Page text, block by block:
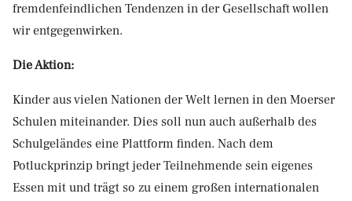
fremdenfeindlichen Tendenzen in der Gesellschaft wollen
wir entgegenwirken.
Die Aktion:
Kinder aus vielen Nationen der Welt lernen in den Moerser
Schulen miteinander. Dies soll nun auch außerhalb des
Schulgeländes eine Plattform finden. Nach dem
Potluckprinzip bringt jeder Teilnehmende sein eigenes
Essen mit und trägt so zu einem großen internationalen